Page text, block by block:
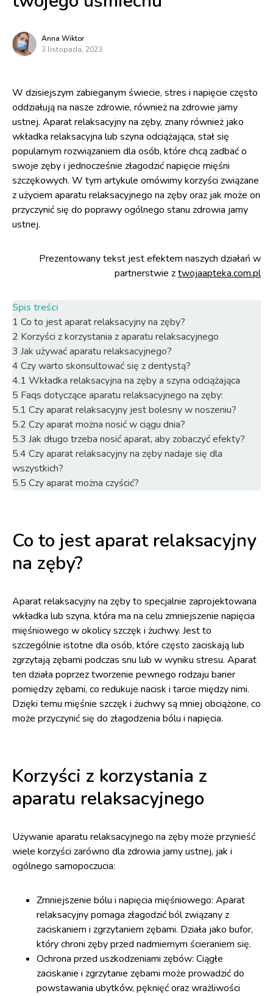
Anna Wiktor
3 listopada, 2023
W dzisiejszym zabieganym świecie, stres i napięcie często
oddziałują na nasze zdrowie, również na zdrowie jamy
ustnej. Aparat relaksacyjny na zęby, znany również jako
wkładka relaksacyjna lub szyna odciążająca, stał się
popularnym rozwiązaniem dla osób, które chcą zadbać o
swoje zęby i jednocześnie złagodzić napięcie mięśni
szczękowych. W tym artykule omówimy korzyści związane
z użyciem aparatu relaksacyjnego na zęby oraz jak może on
przyczynić się do poprawy ogólnego stanu zdrowia jamy
ustnej.
Prezentowany tekst jest efektem naszych działań w
partnerstwie ztwojaapteka.com.pl
Spis treści
1 Co to jest aparat relaksacyjny na zęby?
2 Korzyści z korzystania z aparatu relaksacyjnego
3 Jak używać aparatu relaksacyjnego?
4 Czy warto skonsultować się z dentystą?
4.1 Wkładka relaksacyjna na zęby a szyna odciążająca
5 Faqs dotyczące aparatu relaksacyjnego na zęby:
5.1 Czy aparat relaksacyjny jest bolesny w noszeniu?
5.2 Czy aparat można nosić w ciągu dnia?
5.3 Jak długo trzeba nosić aparat, aby zobaczyć efekty?
5.4 Czy aparat relaksacyjny na zęby nadaje się dla
wszystkich?
5.5 Czy aparat można czyścić?
Co to jest aparat relaksacyjny
na zęby?
Aparat relaksacyjny na zęby to specjalnie zaprojektowana
wkładka lub szyna, która ma na celu zmniejszenie napięcia
mięśniowego w okolicy szczęk i żuchwy. Jest to
szczególnie istotne dla osób, które często zaciskają lub
zgrzytają zębami podczas snu lub w wyniku stresu. Aparat
ten działa poprzez tworzenie pewnego rodzaju barier
pomiędzy zębami, co redukuje nacisk i tarcie między nimi.
Dzięki temu mięśnie szczęk i żuchwy są mniej obciążone, co
może przyczynić się do złagodzenia bólu i napięcia.
Korzyści z korzystania z
aparatu relaksacyjnego
Używanie aparatu relaksacyjnego na zęby może przynieść
wiele korzyści zarówno dla zdrowia jamy ustnej, jak i
ogólnego samopoczucia:
Zmniejszenie bólu i napięcia mięśniowego: Aparat
relaksacyjny pomaga złagodzić ból związany z
zaciskaniem i zgrzytaniem zębami. Działa jako bufor,
który chroni zęby przed nadmiernym ścieraniem się.
Ochrona przed uszkodzeniami zębów: Ciągłe
zaciskanie i zgrzytanie zębami może prowadzić do
powstawania ubytków, pęknięć oraz wrażliwości